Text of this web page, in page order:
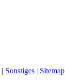
| Sonstiges | Sitemap